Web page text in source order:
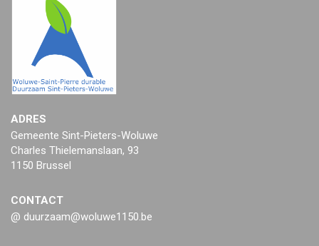
ADRES
Gemeente Sint-Pieters-Woluwe
Charles Thielemanslaan, 93
1150 Brussel
CONTACT
@ duurzaam@woluwe1150.be